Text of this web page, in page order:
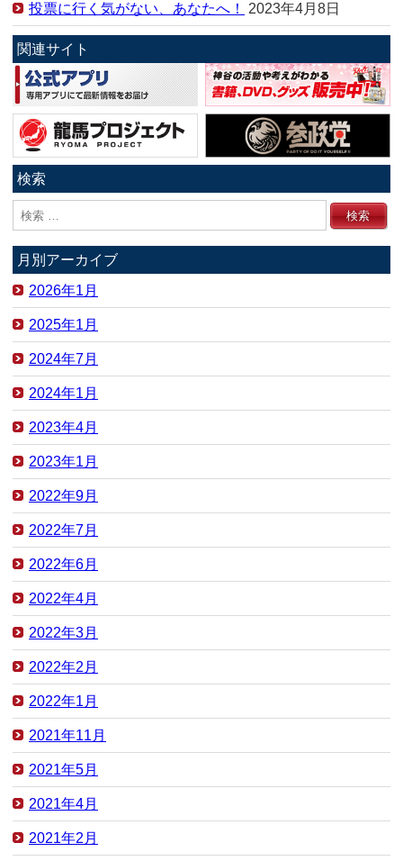
投票に行く気がない、あなたへ！ 2023年4月8日
関連サイト
検索
月別アーカイブ
2026年1月
2025年1月
2024年7月
2024年1月
2023年4月
2023年1月
2022年9月
2022年7月
2022年6月
2022年4月
2022年3月
2022年2月
2022年1月
2021年11月
2021年5月
2021年4月
2021年2月